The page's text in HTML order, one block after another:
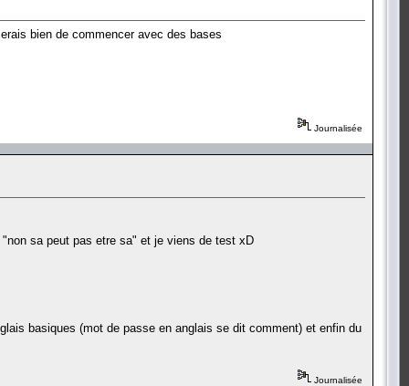
bien de commencer avec des bases
Journalisée
sa peut pas etre sa" et je viens de test xD
basiques (mot de passe en anglais se dit comment) et enfin du
Journalisée